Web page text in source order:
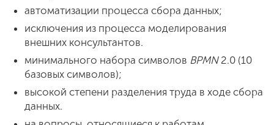
автоматизации процесса сбора данных;
исключения из процесса моделирования
внешних консультантов.
минимального набора символов BPMN2.0 (10
базовых символов);
высокой степени разделения труда в ходе сбора
данных.